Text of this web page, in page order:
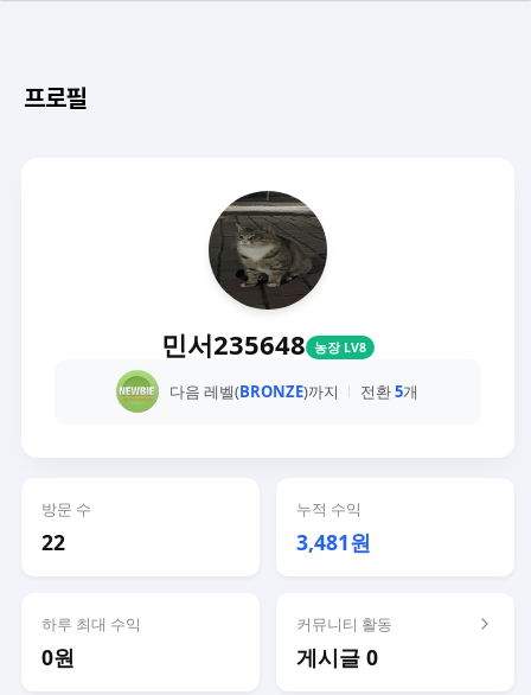
프로필
민서235648 농장 LV8
다음 레벨(BRONZE)까지 전환5개
방문 수
22
누적 수익
3,481원
하루 최대 수익
0원
커뮤니티 활동
게시글 0